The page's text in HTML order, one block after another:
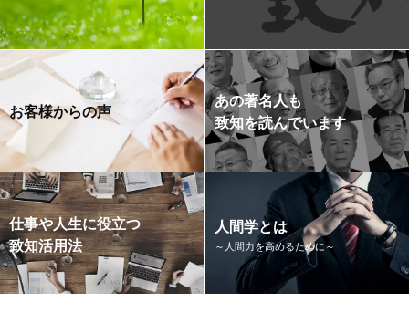
お客様からの声
あの著名人も
致知を読んでいます
仕事や人生に役立つ
致知活用法
人間学とは
～人間力を高めるために～